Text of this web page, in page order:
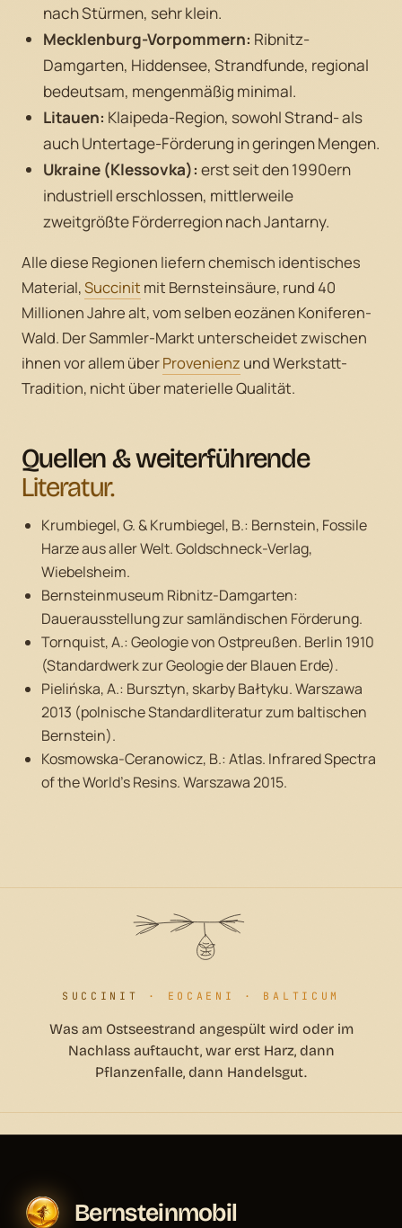
nach Stürmen, sehr klein.
Mecklenburg-Vorpommern: Ribnitz-
Damgarten, Hiddensee, Strandfunde, regional
bedeutsam, mengenmäßig minimal.
Litauen: Klaipeda-Region, sowohl Strand- als
auch Untertage-Förderung in geringen Mengen.
Ukraine (Klessovka): erst seit den 1990ern
industriell erschlossen, mittlerweile
zweitgrößte Förderregion nach Jantarny.
Alle diese Regionen liefern chemisch identisches
Material,Succinit mit Bernsteinsäure, rund 40
Millionen Jahre alt, vom selben eozänen Koniferen-
Wald. Der Sammler-Markt unterscheidet zwischen
ihnen vor allem überProvenienz und Werkstatt-
Tradition, nicht über materielle Qualität.
Quellen & weiterführende
Literatur.
Krumbiegel, G. & Krumbiegel, B.: Bernstein, Fossile
Harze aus aller Welt.Goldschneck-Verlag,
Wiebelsheim.
Bernsteinmuseum Ribnitz-Damgarten:
Dauerausstellung zur samländischen Förderung.
Tornquist, A.:Geologie von Ostpreußen. Berlin 1910
(Standardwerk zur Geologie der Blauen Erde).
Pielińska, A.: Bursztyn, skarby Bałtyku.Warszawa
2013 (polnische Standardliteratur zum baltischen
Bernstein).
Kosmowska-Ceranowicz, B.:Atlas. Infrared Spectra
of the World's Resins.Warszawa 2015.
SUCCINIT · EOCAENI · BALTICUM
Was am Ostseestrand angespült wird oder im
Nachlass auftaucht, war erst Harz, dann
Pflanzenfalle, dann Handelsgut.
Bernsteinmobil